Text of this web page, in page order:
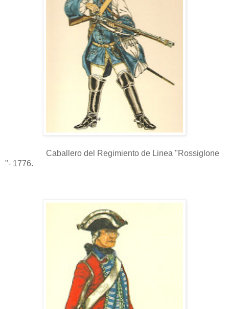
Caballero del Regimiento de Linea "Rossiglone
"- 1776.